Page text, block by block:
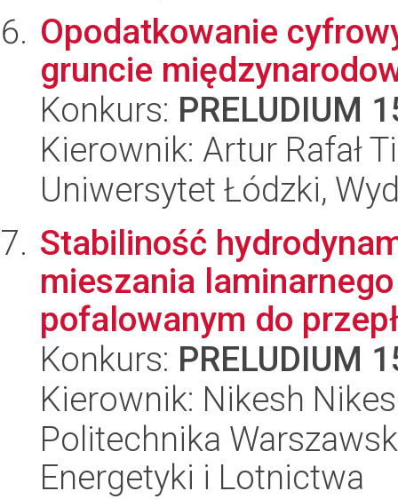
Opodatkowanie
gruncie
Konkurs: PRELUDIUM
Kierownik: Artur Rafał
Uniwersytet Łódzki,
Stabiliność
mieszania
pofalowanym do
Konkurs: PRELUDIUM
Kierownik: Nikesh
Politechnika
Energetyki i Lotnictwa